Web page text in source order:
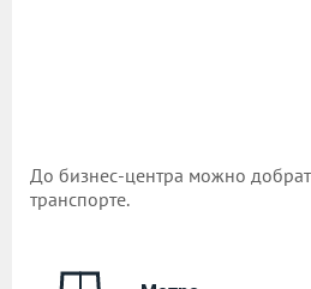
До бизнес-центра можно
транспорте.